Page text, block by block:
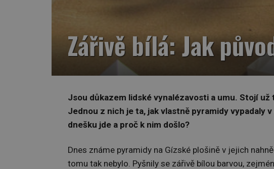
Zářivě bílá: Jak
Jsou důkazem lidské vynalézavosti a umu. Stojí
Jednou z nich je ta, jak vlastně pyramidy vypadaly
dnešku jde a proč k nim došlo?
Dnes známe pyramidy na Gízské plošině v jejich
tomu tak nebylo. Pyšnily se zářivě bílou barvou,